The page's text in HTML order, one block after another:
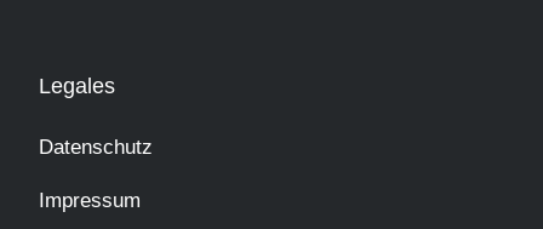
Legales
Datenschutz
Impressum